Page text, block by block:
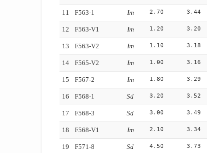
11 F563-1 Im 2.70 3.44
12 F563-V1 Im 1.20 3.20
13 F563-V2 Im 1.10 3.18
14 F565-V2 Im 1.00 3.16
15 F567-2 Im 1.80 3.29
16 F568-1 Sd 3.20 3.52
17 F568-3 Sd 3.00 3.49
18 F568-V1 Im 2.10 3.34
19 F571-8 Sd 4.50 3.73